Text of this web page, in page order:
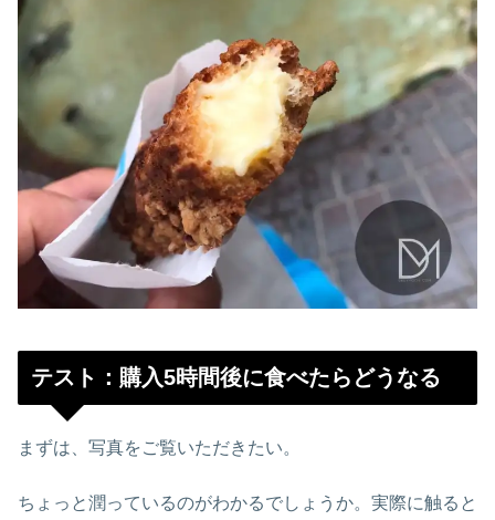
テスト：購入5時間後に食べたらどうなる
まずは、写真をご覧いただきたい。
ちょっと潤っているのがわかるでしょうか。実際に触ると